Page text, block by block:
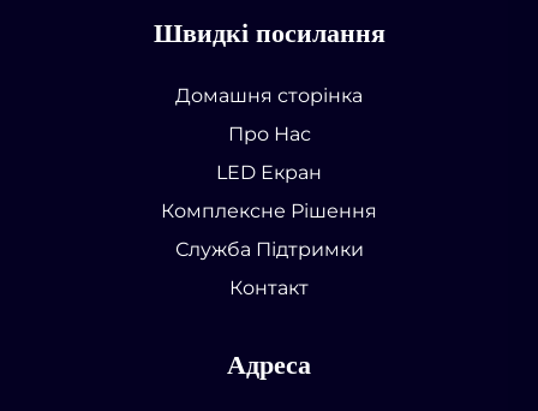
Швидкі посилання
Домашня сторінка
Про Нас
LED Екран
Комплексне Рішення
Служба Підтримки
Контакт
Адреса